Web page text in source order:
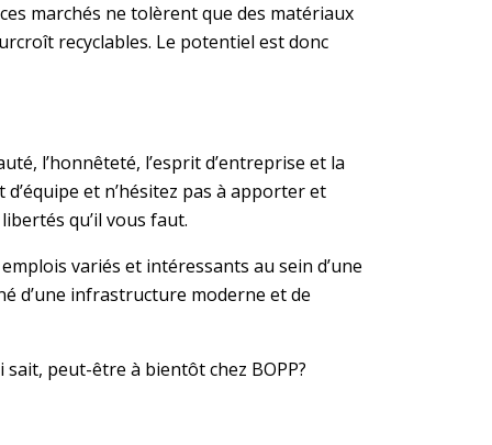
marchés ne tolèrent que des matériaux
recyclables. Le potentiel est donc
l’honnêteté, l’esprit d’entreprise et la
et n’hésitez pas à apporter et
qu’il vous faut.
variés et intéressants au sein d’une
d’une infrastructure moderne et de
peut-être à bientôt chez BOPP?